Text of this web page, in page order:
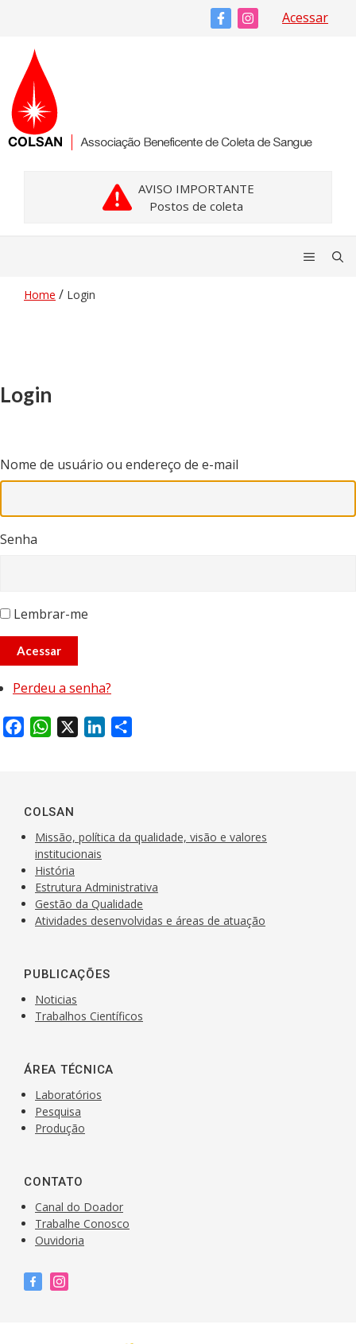
conteúdo
Acessar
AVISO IMPORTANTE
Postos de coleta
Menu
Home / Login
Login
Nome de usuário ou endereço de e-mail
Senha
Lembrar-me
Acessar
Perdeu a senha?
b
k
W
s
p
p
COLSAN
Missão, política da qualidade, visão e valores
institucionais
História
Estrutura Administrativa
Gestão da Qualidade
Atividades desenvolvidas e áreas de atuação
PUBLICAÇÕES
Noticias
Trabalhos Científicos
ÁREA TÉCNICA
Laboratórios
Pesquisa
Produção
CONTATO
Canal do Doador
Trabalhe Conosco
Ouvidoria